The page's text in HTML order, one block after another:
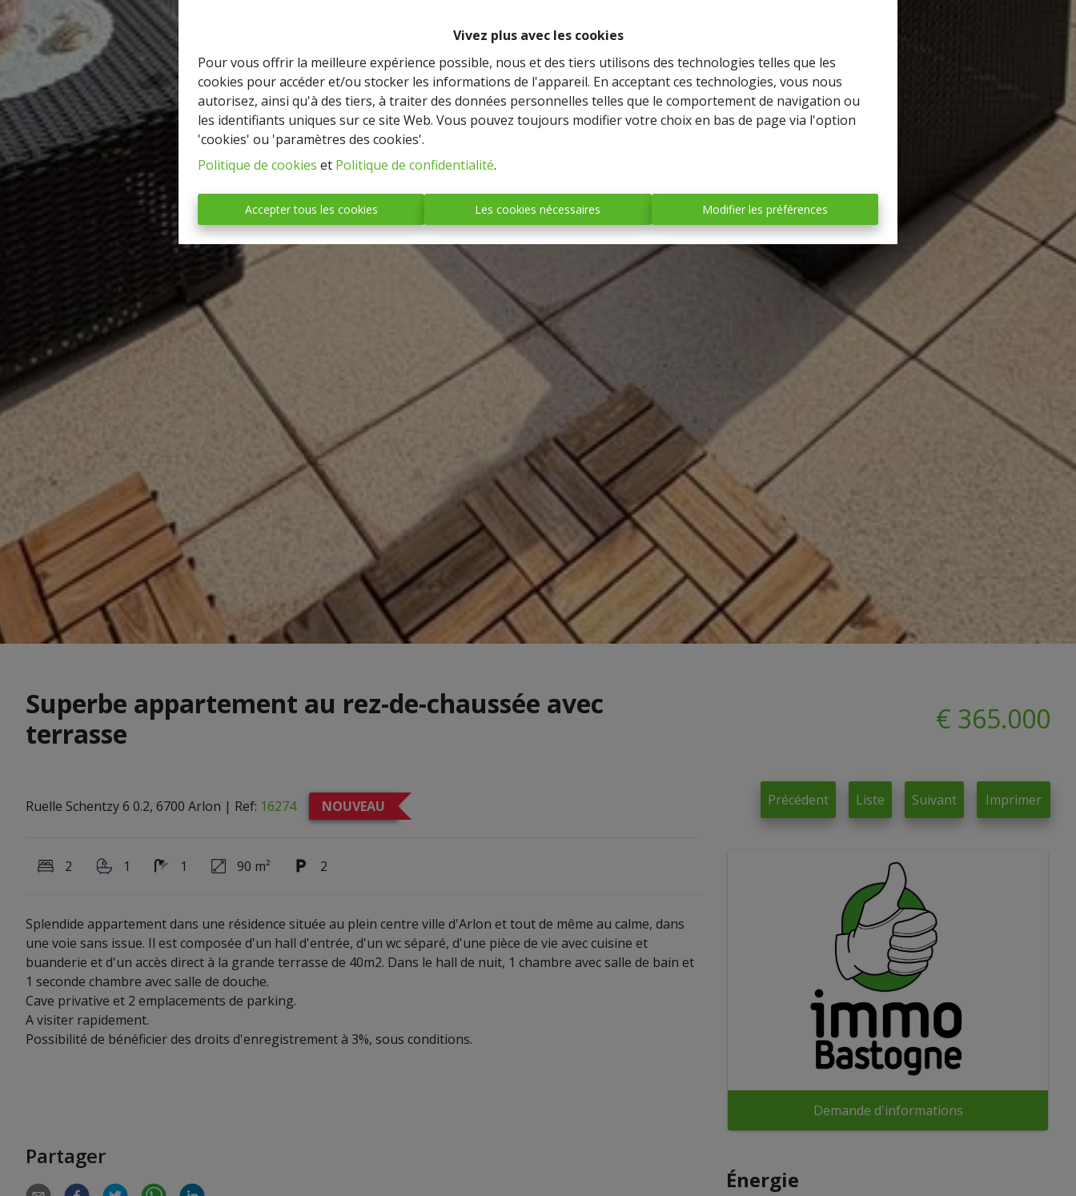
Vivez plus avec les cookies
Pour vous offrir la meilleure expérience possible, nous et des tiers utilisons des technologies telles que les
cookies pour accéder et/ou stocker les informations de l'appareil. En acceptant ces technologies, vous nous
autorisez, ainsi qu'à des tiers, à traiter des données personnelles telles que le comportement de navigation ou
les identifiants uniques sur ce site Web. Vous pouvez toujours modifier votre choix en bas de page via l'option
'cookies' ou 'paramètres des cookies'.
Politique de cookies et Politique de confidentialité.
Accepter tous les cookies Les cookies nécessaires Modifier les préférences
Superbe appartement au rez-de-chaussée avec
terrasse
€ 365.000
Ruelle Schentzy 6 0.2, 6700 Arlon | Ref: 16274 NOUVEAU Précédent Liste Suivant Imprimer
2 1 1 90 m² 2
Splendide appartement dans une résidence située au plein centre ville d'Arlon et tout de même au calme, dans
une voie sans issue. Il est composée d'un hall d'entrée, d'un wc séparé, d'une pièce de vie avec cuisine et
buanderie et d'un accès direct à la grande terrasse de 40m2. Dans le hall de nuit, 1 chambre avec salle de bain et
1 seconde chambre avec salle de douche.
Cave privative et 2 emplacements de parking.
A visiter rapidement.
Possibilité de bénéficier des droits d'enregistrement à 3%, sous conditions.
Partager
Demande d'informations
Énergie